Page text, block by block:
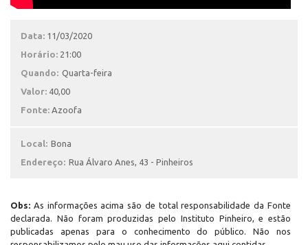
Data: 11/03/2020
Horário: 21:00
Quando: Quarta-feira
Valor: 40,00
Fonte: Azoofa
Local: Bona
Endereço: Rua Álvaro Anes, 43 - Pinheiros
Obs: As informações acima são de total responsabilidade da Fonte
declarada. Não foram produzidas pelo Instituto Pinheiro, e estão
publicadas apenas para o conhecimento do público. Não nos